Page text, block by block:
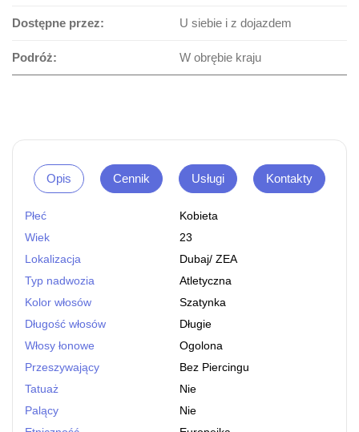
Dostępne przez: U siebie i z dojazdem
Podróż: W obrębie kraju
Opis Cennik Usługi Kontakty
Płeć
Kobieta
Wiek
23
Lokalizacja
Dubaj/ ZEA
Typ nadwozia
Atletyczna
Kolor włosów
Szatynka
Długość włosów
Długie
Włosy łonowe
Ogolona
Przeszywający
Bez Piercingu
Tatuaż
Nie
Palący
Nie